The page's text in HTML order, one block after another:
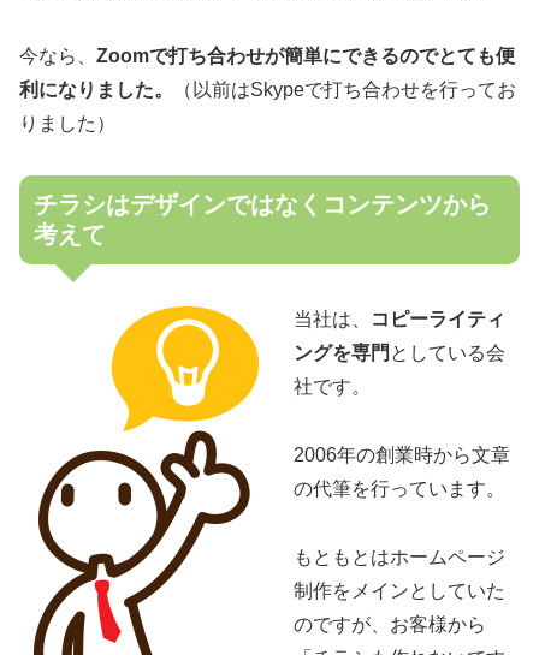
今なら、 Zoomで打ち合わせが簡単にできるのでとても便
利になりました。
（以前はSkypeで打ち合わせを行ってお
りました）
チラシはデザインではなくコンテンツから
考えて
当社は、
コピーライティ
ングを専門 としている会
社です。
2006年の創業時から文章
の代筆を行っています。
もともとはホームページ
制作をメインとしていた
のですが、お客様から